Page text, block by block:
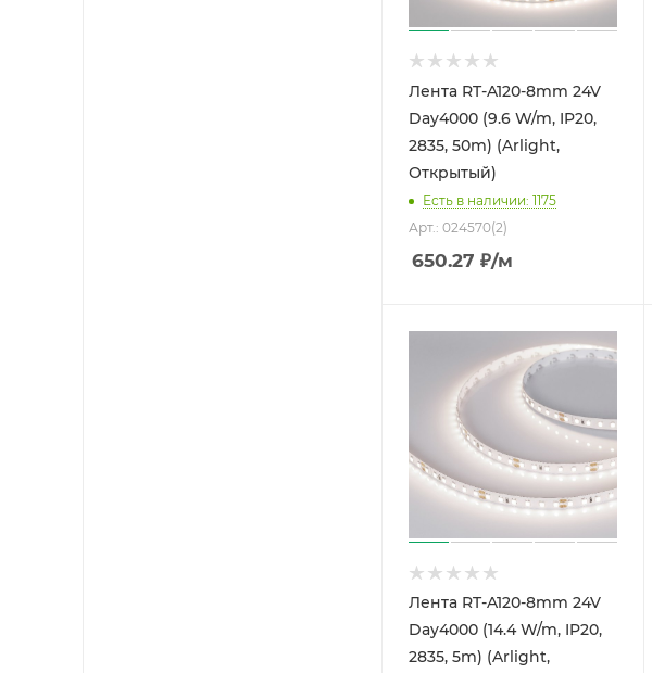
Лента RT-A120-8mm 24V
Day4000 (9.6 W/m, IP20,
2835, 50m) (Arlight,
Открытый)
Есть в наличии: 1175
Арт.: 024570(2)
650.27 ₽/м
Лента RT-A120-8mm 24V
Day4000 (14.4 W/m, IP20,
2835, 5m) (Arlight,